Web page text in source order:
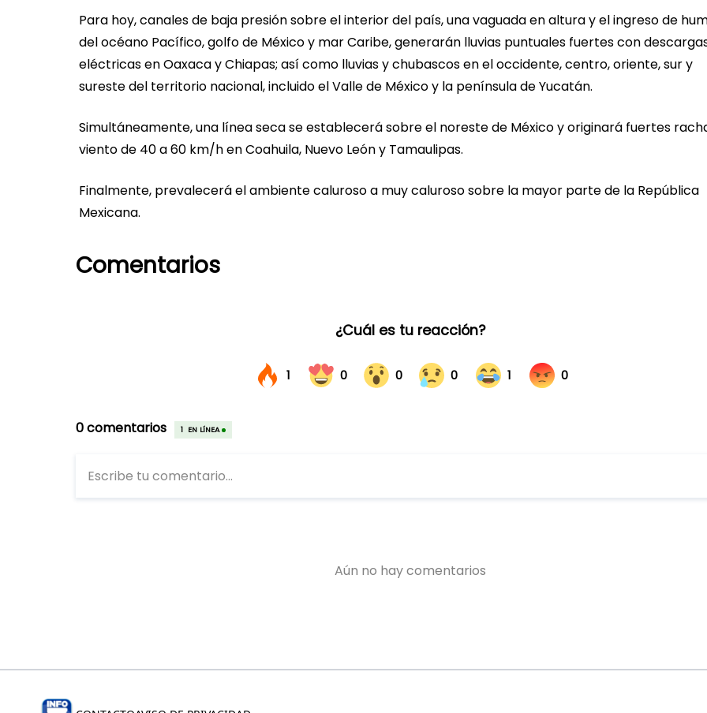
Para hoy, canales de baja presión sobre el interior del país, una vaguada en altura y el ingreso de
del océano Pacífico, golfo de México y mar Caribe, generarán lluvias puntuales fuertes con
eléctricas en Oaxaca y Chiapas; así como lluvias y chubascos en el occidente, centro, oriente, sur y
sureste del territorio nacional, incluido el Valle de México y la península de Yucatán.
Simultáneamente, una línea seca se establecerá sobre el noreste de México y originará fuertes
viento de 40 a 60 km/h en Coahuila, Nuevo León y Tamaulipas.
Finalmente, prevalecerá el ambiente caluroso a muy caluroso sobre la mayor parte de la República
Mexicana.
Comentarios